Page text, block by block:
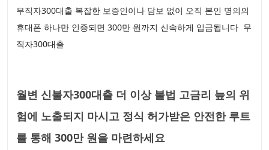
무직자300대출 복잡한 보증인이나 담보 없이 오직 본인 명의의
휴대폰 하나만 인증되면 300만 원까지 신속하게 입금됩니다 무
직자300대출
월변 신불자300대출 더 이상 불법 고금리 늪의 위
험에 노출되지 마시고 정식 허가받은 안전한 루트
를 통해 300만 원을 마련하세요